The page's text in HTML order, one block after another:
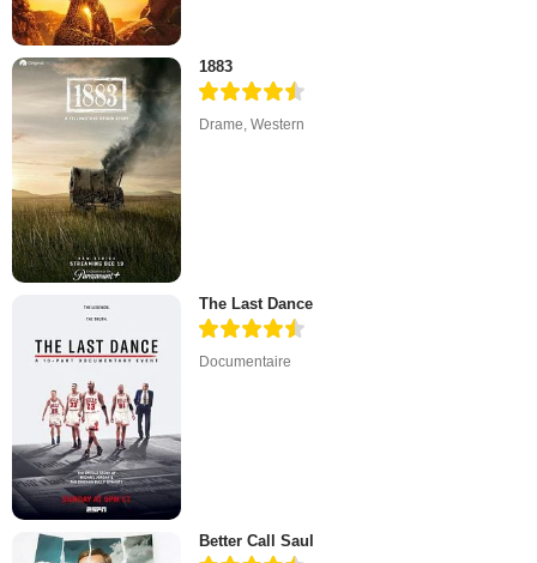
1883
Drame,Western
The Last Dance
Documentaire
Better Call Saul